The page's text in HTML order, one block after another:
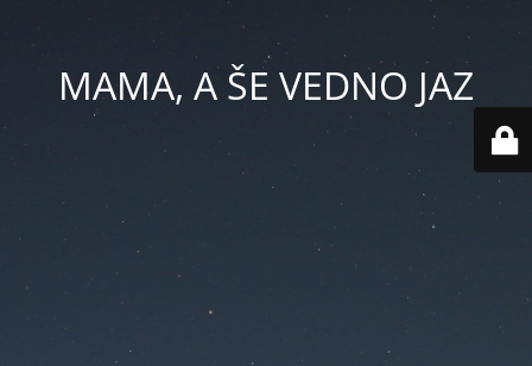
MAMA, A ŠE VEDNO JAZ